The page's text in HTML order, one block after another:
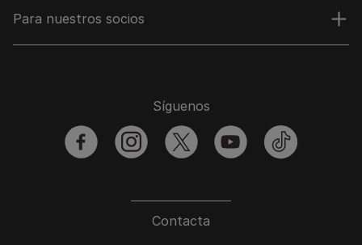
Para nuestros socios
Contacta
Síguenos
facebookinstagramtwitter youtubetiktok